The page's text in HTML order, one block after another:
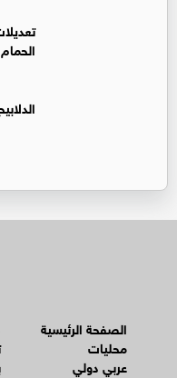
الصفحة الرئيسية
محليات
عربي دولي